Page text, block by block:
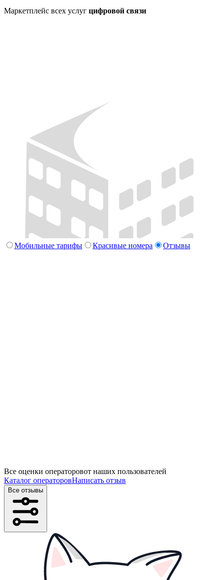
Маркетплейс всех услуг цифровой связи
Мобильные тарифы Красивые номера Отзывы
Все оценки операторовот наших пользователей
Каталог операторовНаписать отзыв
Все отзывы